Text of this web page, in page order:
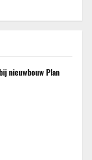
nieuwbouw Plan